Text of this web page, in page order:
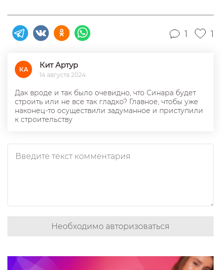
1 1
КА Кит Артур
14 августа 2024
Дак вроде и так было очевидно, что Синара будет
строить или не все так гладко? Главное, чтобы уже
наконец-то осуществили задуманное и приступили
к строительству
Необходимо авторизоваться